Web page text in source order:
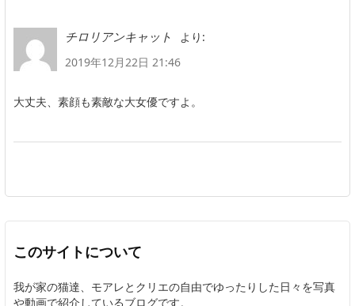
チロリアンキャット
より:
2019年12月22日 21:46
大丈夫、素顔も素敵な大女優ですよ。
このサイトについて
我が家の猫達、モアレとクリエの自由でゆったりした日々を写真
や動画で紹介しているブログです。